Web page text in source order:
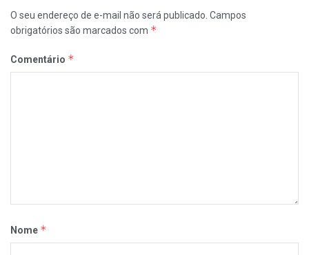
O seu endereço de e-mail não será publicado. Campos
obrigatórios são marcados com *
Comentário *
Nome *